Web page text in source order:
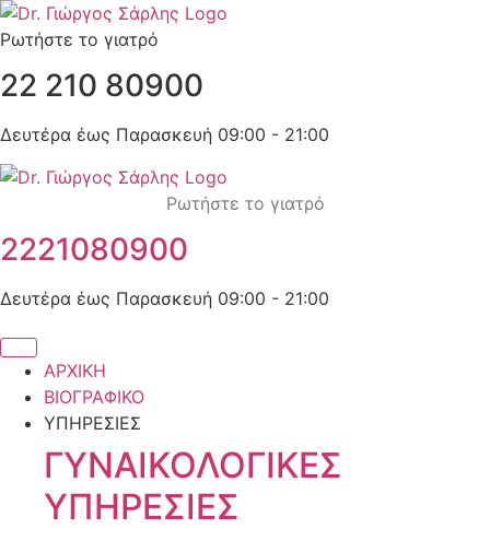
Μετάβαση
στο
Ρωτήστε το γιατρό
22 210 80900
Δευτέρα έως Παρασκευή 09:00 - 21:00
Ρωτήστε το γιατρό
2221080900
Δευτέρα έως Παρασκευή 09:00 - 21:00
ΑΡΧΙΚΗ
ΒΙΟΓΡΑΦΙΚΟ
ΥΠΗΡΕΣΙΕΣ
ΓΥΝΑΙΚΟΛΟΓΙΚΕΣ
ΥΠΗΡΕΣΙΕΣ